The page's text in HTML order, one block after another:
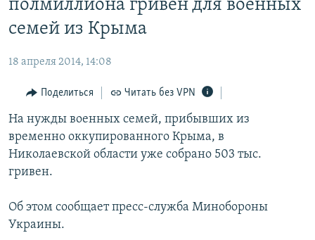
главной
навигации
Вернутся
поиску
ГРУЗ 200
11 ЛЕТ ОККУПАЦИИ КРЫМА. 11 ИСТОРИЙ СОПРОТИВЛЕНИЯ
ЕЩЕ
ИНТЕРАКТИВ
ИНФОГРАФИКА
ТЕЛЕПРОЕКТ КРЫМ.РЕАЛИИ
СОВЕТЫ ПРАВОЗАЩИТНИКОВ
ПОБЕДИТЕЛЕЙ НЕ СУДЯТ?
РАДІО СВОБОДА
КАК ОБОЙТИ БЛОКИРОВКУ
Українською
Qırımtatar
ПРИСОЕДИНЯЙТЕСЬ!
полмиллиона гривен для военных
семей из Крыма
18 апреля 2014, 14:08
Поделиться Читать без VPN
На нужды военных семей, прибывших из
временно оккупированного Крыма, в
Николаевской области уже собрано 503 тыс.
гривен.
Об этом сообщает пресс-служба Минобороны
Украины.